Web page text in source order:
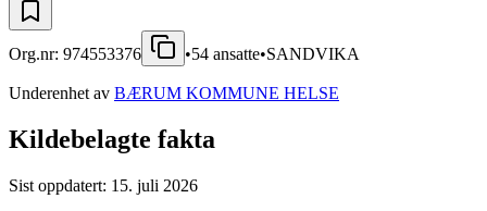
Org.nr: 974553376 •54 ansatte•SANDVIKA
Underenhet av BÆRUM KOMMUNE HELSE
Kildebelagte fakta
Sist oppdatert: 15. juli 2026